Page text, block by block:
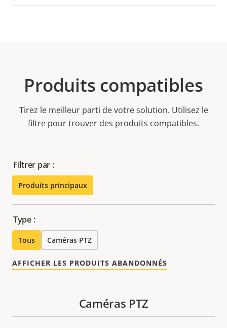
Produits compatibles
Tirez le meilleur parti de votre solution. Utilisez le
filtre pour trouver des produits compatibles.
Filtrer par :
Produits principaux
Type :
Tous Caméras PTZ
AFFICHER LES PRODUITS ABANDONNÉS
Caméras PTZ